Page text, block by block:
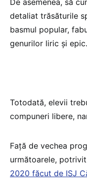
detaliat trăsăturile
basmul popular,
genurilor liric și epic.
Totodată, elevii
compuneri libere,
Față de vechea
următoarele, potrivit
2020 făcut de ISJ